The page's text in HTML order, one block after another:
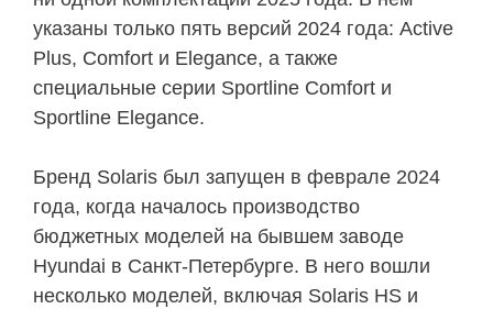
указаны только пять версий 2024 года: Active
Plus, Comfort и Elegance, а также
специальные серии Sportline Comfort и
Sportline Elegance.
Бренд Solaris был запущен в феврале 2024
года, когда началось производство
бюджетных моделей на бывшем заводе
Hyundai в Санкт-Петербурге. В него вошли
несколько моделей, включая Solaris HS и